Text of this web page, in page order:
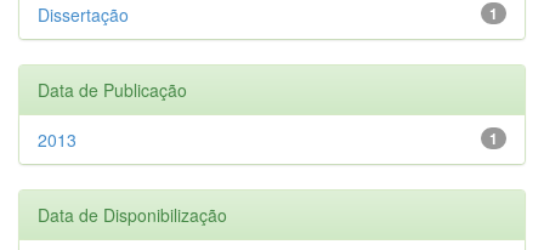
1
Dissertação
Data de Publicação
1
2013
Data de Disponibilização